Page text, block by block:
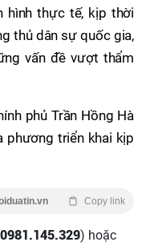
hình thực tế, kịp thời
thủ dân sự quốc gia,
vấn đề vượt thẩm
phủ Trần Hồng Hà
phương triển khai kịp
Copy link
0981.145.329) hoặc